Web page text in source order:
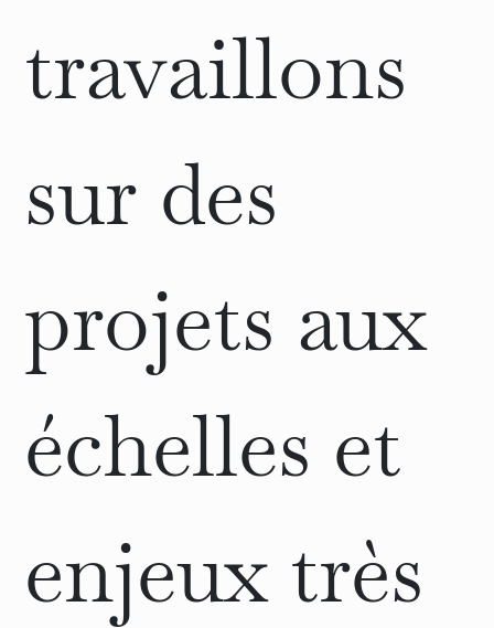
travaillons
sur des
projets aux
échelles et
enjeux très